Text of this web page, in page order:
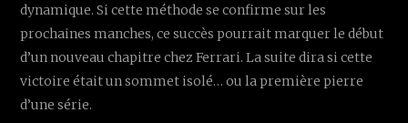
dynamique. Si cette méthode se confirme sur les
prochaines manches, ce succès pourrait marquer le début
d’un nouveau chapitre chez Ferrari. La suite dira si cette
victoire était un sommet isolé… ou la première pierre
d’une série.